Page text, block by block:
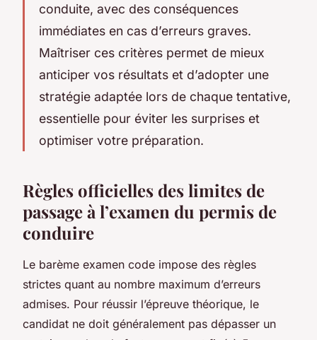
conduite, avec des conséquences
immédiates en cas d’erreurs graves.
Maîtriser ces critères permet de mieux
anticiper vos résultats et d’adopter une
stratégie adaptée lors de chaque tentative,
essentielle pour éviter les surprises et
optimiser votre préparation.
Règles officielles des limites de
passage à l’examen du permis de
conduire
Le barème examen code impose des règles
strictes quant au nombre maximum d’erreurs
admises. Pour réussir l’épreuve théorique, le
candidat ne doit généralement pas dépasser un